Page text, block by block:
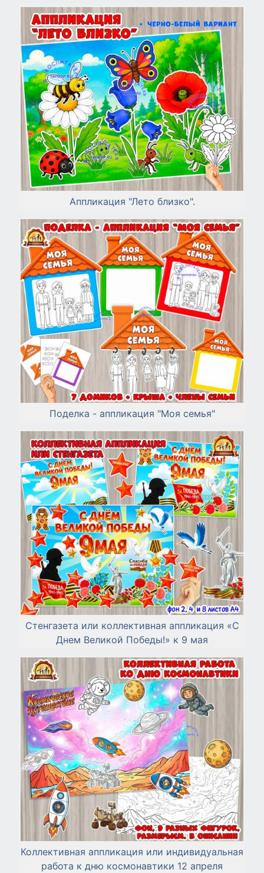
Аппликация "Лето близко".
Поделка - аппликация "Моя семья"
Стенгазета или коллективная аппликация «С
Днем Великой Победы!» к 9 мая
Коллективная аппликация или индивидуальная
работа к дню космонавтики 12 апреля